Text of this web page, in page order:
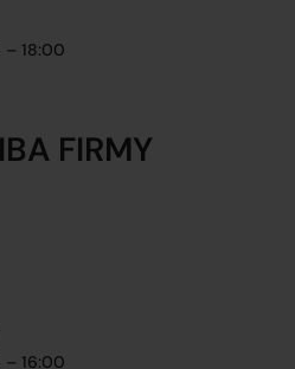
– 18:00
FIRMY
– 16:00